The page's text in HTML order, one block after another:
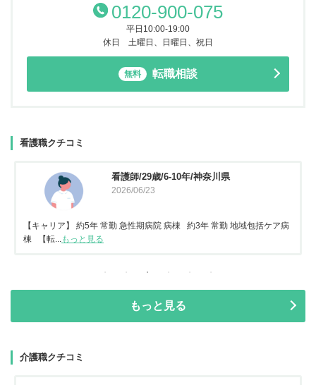
0120-900-075
平日10:00-19:00
休日 土曜日、日曜日、祝日
無料 転職相談
看護職クチコミ
看護師/29歳/6-10年/神奈川県
2026/06/23
【キャリア】 約5年 常勤 急性期病院 病棟 約3年 常勤 地域包括ケア病
棟 【転...もっと見る
もっと見る
介護職クチコミ